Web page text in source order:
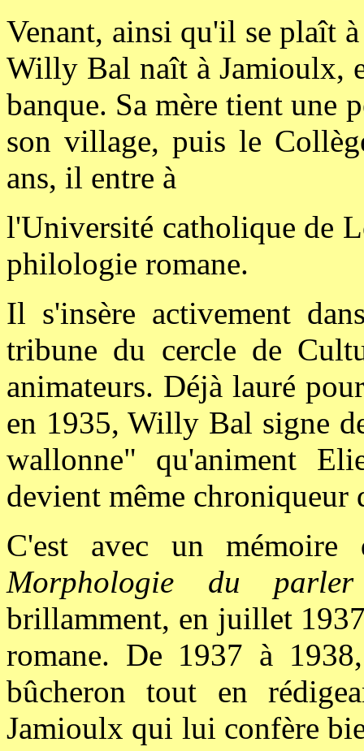
Venant, ainsi qu'il se plaît
Willy Bal naît à Jamioulx,
banque. Sa mère tient une
son village, puis le
ans, il entre à
l'Université catholique de
philologie romane.
Il s'insère activement
tribune du cercle de
animateurs. Déjà lauré
en 1935, Willy Bal signe
wallonne" qu'animent
devient même
C'est avec un
Morphologie du
brillamment, en juillet
romane. De 1937 à
bûcheron tout en
Jamioulx qui lui confère